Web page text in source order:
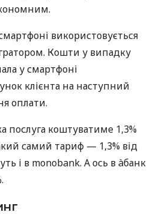
використовується
Кошти у випадку
у смартфоні
клієнта на наступний
оплати.
послуга коштуватиме 1,3%
самий тариф — 1,3% від
і в monobank. А ось в àбанк